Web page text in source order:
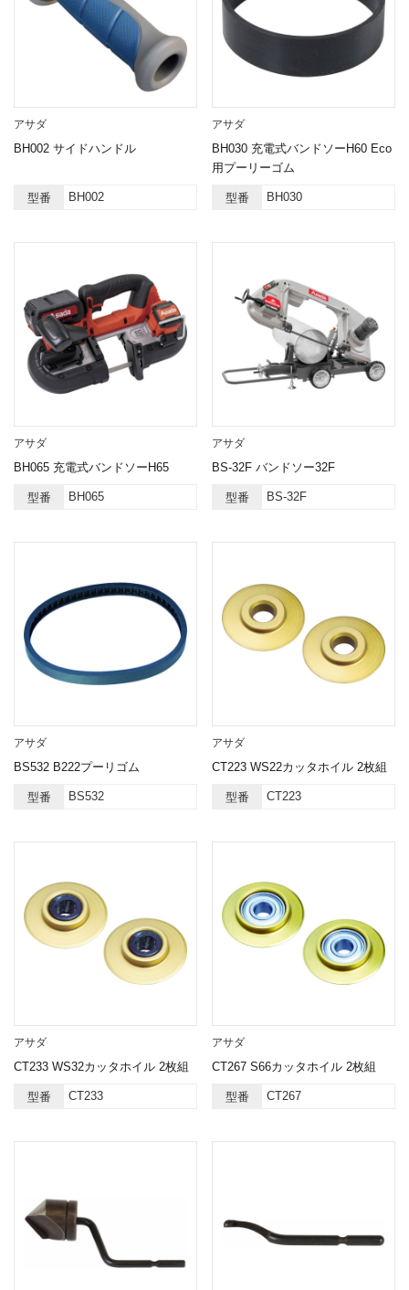
アサダ
BH002 サイドハンドル
型番 BH002
アサダ
BH030 充電式バンドソーH60 Eco
用プーリーゴム
型番 BH030
アサダ
BH065 充電式バンドソーH65
型番 BH065
アサダ
BS-32F バンドソー32F
型番 BS-32F
アサダ
BS532 B222プーリゴム
型番 BS532
アサダ
CT223 WS22カッタホイル 2枚組
型番 CT223
アサダ
CT233 WS32カッタホイル 2枚組
型番 CT233
アサダ
CT267 S66カッタホイル 2枚組
型番 CT267